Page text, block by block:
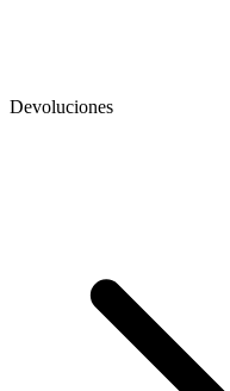
Devoluciones